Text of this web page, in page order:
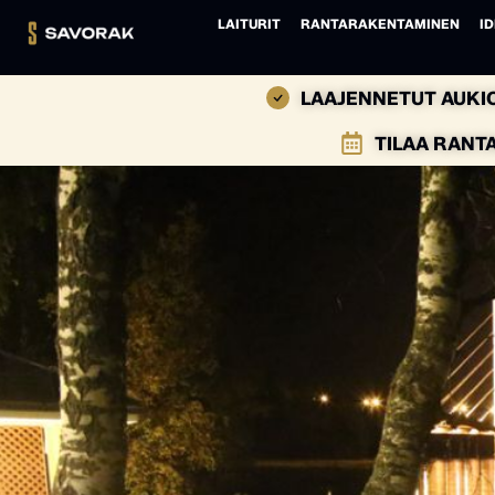
LAITURIT RANTARAKENTAMINEN
LAAJENNETUT
TILAA